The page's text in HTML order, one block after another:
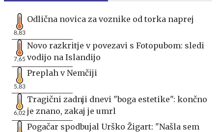
8,83
Odlična novica za voznike od torka naprej
7,65
Novo razkritje v povezavi s Fotopubom: sledi
vodijo na Islandijo
5,83
Preplah v Nemčiji
6,02
Tragični zadnji dnevi "boga estetike": končno
je znano, zakaj je umrl
Pogačar spodbujal Urško Žigart: "Našla sem